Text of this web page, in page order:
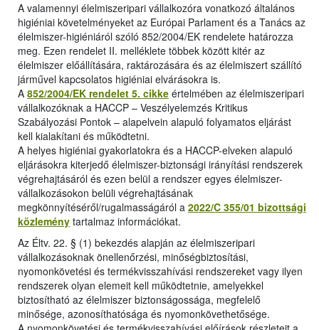
A valamennyi élelmiszeripari vállalkozóra vonatkozó általános
higiéniai követelményeket az Európai Parlament és a Tanács az
élelmiszer-higiéniáról szóló 852/2004/EK rendelete határozza
meg. Ezen rendelet II. melléklete többek között kitér az
élelmiszer előállítására, raktározására és az élelmiszert szállító
járművel kapcsolatos higiéniai elvárásokra is.
A 852/2004/EK rendelet 5. cikke értelmében az élelmiszeripari
vállalkozóknak a HACCP – Veszélyelemzés Kritikus
Szabályozási Pontok – alapelvein alapuló folyamatos eljárást
kell kialakítani és működtetni.
A helyes higiéniai gyakorlatokra és a HACCP-elveken alapuló
eljárásokra kiterjedő élelmiszer-biztonsági irányítási rendszerek
végrehajtásáról és ezen belül a rendszer egyes élelmiszer-
vállalkozásokon belüli végrehajtásának
megkönnyítéséről/rugalmasságáról a 2022/C 355/01 bizottsági
közlemény tartalmaz információkat.
Az Éltv. 22. § (1) bekezdés alapján az élelmiszeripari
vállalkozásoknak önellenőrzési, minőségbiztosítási,
nyomonkövetési és termékvisszahívási rendszereket vagy ilyen
rendszerek olyan elemeit kell működtetnie, amelyekkel
biztosítható az élelmiszer biztonságossága, megfelelő
minősége, azonosíthatósága és nyomonkövethetősége.